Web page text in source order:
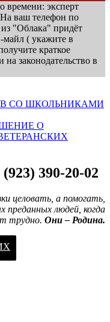
времени: эксперт
На ваш телефон по
из "Облака" придёт
( укажите в
краткое
законодательство в
СО ШКОЛЬНИКАМИ
О
390-20-02
целовать, а помогать,
людей, когда
трудно. Они – Родина.